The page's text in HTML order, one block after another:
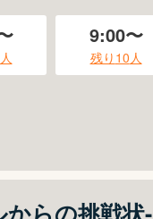
人
9:00〜
残り 10人